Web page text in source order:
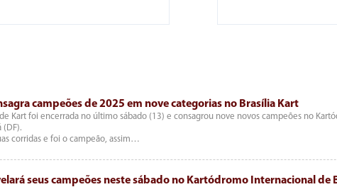
campeões de 2025 em nove categorias no Brasília Kart
Kart foi encerrada no último sábado (13) e consagrou nove novos campeões no
(DF).
corridas e foi o campeão, assim…
seus campeões neste sábado no Kartódromo Internacional de